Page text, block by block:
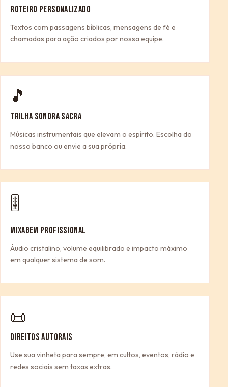
ROTEIRO PERSONALIZADO
Textos com passagens bíblicas, mensagens de fé e
chamadas para ação criados por nossa equipe.
🎵
TRILHA SONORA SACRA
Músicas instrumentais que elevam o espírito. Escolha do
nosso banco ou envie a sua própria.
🎚
MIXAGEM PROFISSIONAL
Áudio cristalino, volume equilibrado e impacto máximo
em qualquer sistema de som.
📜
DIREITOS AUTORAIS
Use sua vinheta para sempre, em cultos, eventos, rádio e
redes sociais sem taxas extras.